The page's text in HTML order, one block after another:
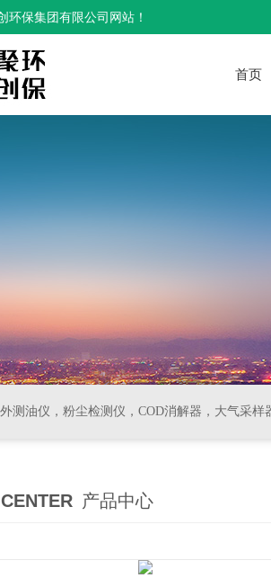
环保集团有限公司网站！
首页
测油仪，粉尘检测仪，COD消解器，大气采
产品中心